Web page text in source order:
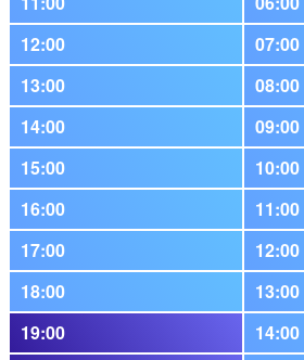
12:00
07:00
13:00
08:00
14:00
09:00
15:00
10:00
16:00
11:00
17:00
12:00
18:00
13:00
19:00
14:00